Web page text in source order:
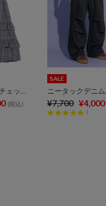
アシンメトリーチェックフリルロングスカート
(税込)
SALE
¥7,700 ¥4,000
1